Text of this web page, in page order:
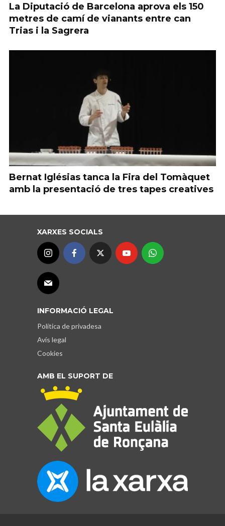
La Diputació de Barcelona aprova els 150
metres de camí de vianants entre can
Trias i la Sagrera
Bernat Iglésias tanca la Fira del Tomàquet
amb la presentació de tres tapes creatives
XARXES SOCIALS
INFORMACIÓ LEGAL
Política de privadesa
Avís legal
Cookies
AMB EL SUPORT DE